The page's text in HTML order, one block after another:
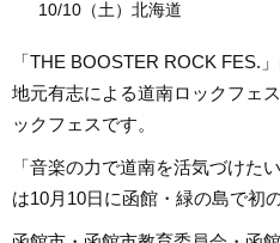
10/10（土）北海道
「THE BOOSTER ROCK FES.
地元有志による道南ロックフェ
ックフェスです。
「音楽の力で道南を活気づけた
は10月10日に函館・緑の島で初